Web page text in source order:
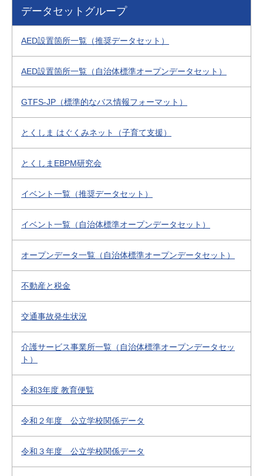
データセットグループ
AED設置箇所一覧（推奨データセット）
AED設置箇所一覧（自治体標準オープンデータセット）
GTFS-JP（標準的なバス情報フォーマット）
とくしま はぐくみネット（子育て支援）
とくしまEBPM研究会
イベント一覧（推奨データセット）
イベント一覧（自治体標準オープンデータセット）
オープンデータ一覧（自治体標準オープンデータセット）
不動産と税金
交通事故発生状況
介護サービス事業所一覧（自治体標準オープンデータセッ
ト）
令和3年度 教育便覧
令和２年度 公立学校関係データ
令和３年度 公立学校関係データ